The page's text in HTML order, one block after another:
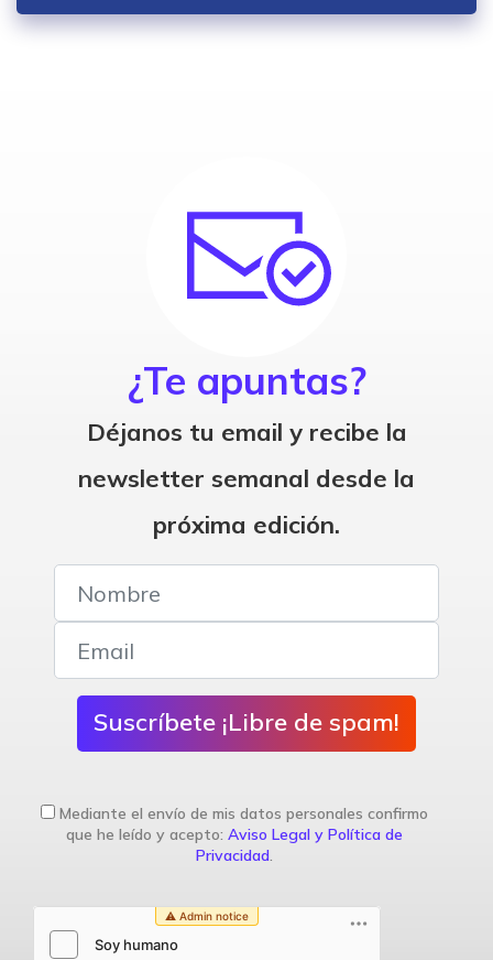
¿Te apuntas?
Déjanos tu email y recibe la
newsletter semanal desde la
próxima edición.
Suscríbete ¡Libre de spam!
Mediante el envío de mis datos personales confirmo
que he leído y acepto: Aviso Legal y Política de
Privacidad.